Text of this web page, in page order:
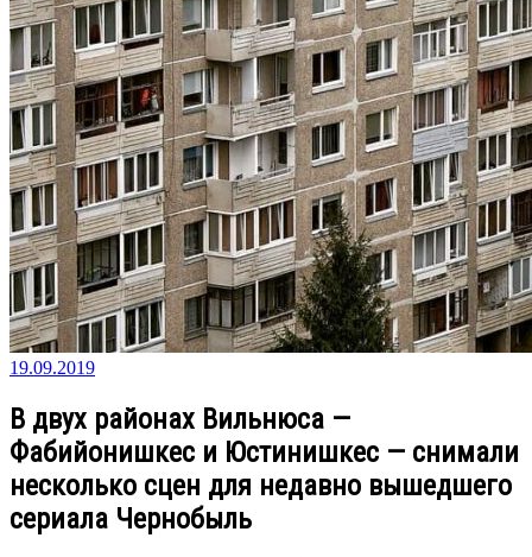
19.09.2019
В двух районах Вильнюса —
Фабийонишкес и Юстинишкес — снимали
несколько сцен для недавно вышедшего
сериала Чернобыль